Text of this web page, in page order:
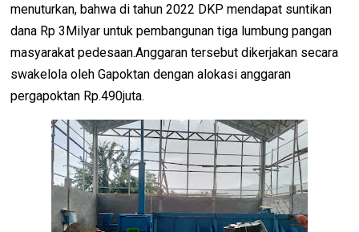
menuturkan, bahwa di tahun 2022 DKP mendapat suntikan
dana Rp 3Milyar untuk pembangunan tiga lumbung pangan
masyarakat pedesaan.Anggaran tersebut dikerjakan secara
swakelola oleh Gapoktan dengan alokasi anggaran
pergapoktan Rp.490juta.